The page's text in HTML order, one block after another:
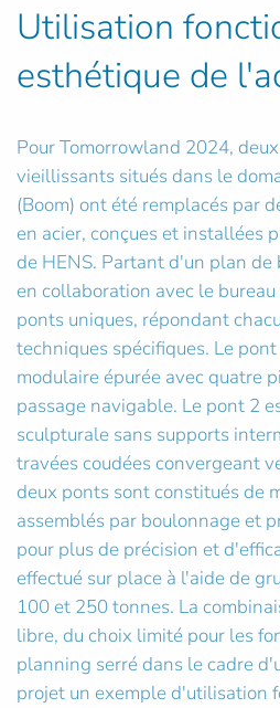
Utilisation
esthétique de
Pour Tomorrowland 2024,
vieillissants situés dans le
(Boom) ont été remplacés par
en acier, conçues et installées
de HENS. Partant d'un plan de
en collaboration avec le
ponts uniques, répondant
techniques spécifiques. Le
modulaire épurée avec quatre
passage navigable. Le pont 2
sculpturale sans supports
travées coudées convergeant
deux ponts sont constitués de
assemblés par boulonnage et
pour plus de précision et
effectué sur place à l'aide de
100 et 250 tonnes. La
libre, du choix limité pour les
planning serré dans le cadre
projet un exemple d'utilisation